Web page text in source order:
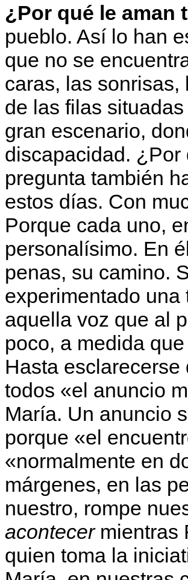
¿Por qué le aman
pueblo. Así lo han
que no se
caras, las
de las filas
gran escenario,
discapacidad. ¿Por
pregunta también
estos días. Con
Porque cada uno,
personalísimo. En
penas, su camino.
experimentado
aquella voz que al
poco, a medida
Hasta
todos «el anuncio
María. Un anuncio
porque «el
«normalmente en
márgenes, en las
nuestro, rompe
acontecermientras
quien toma la